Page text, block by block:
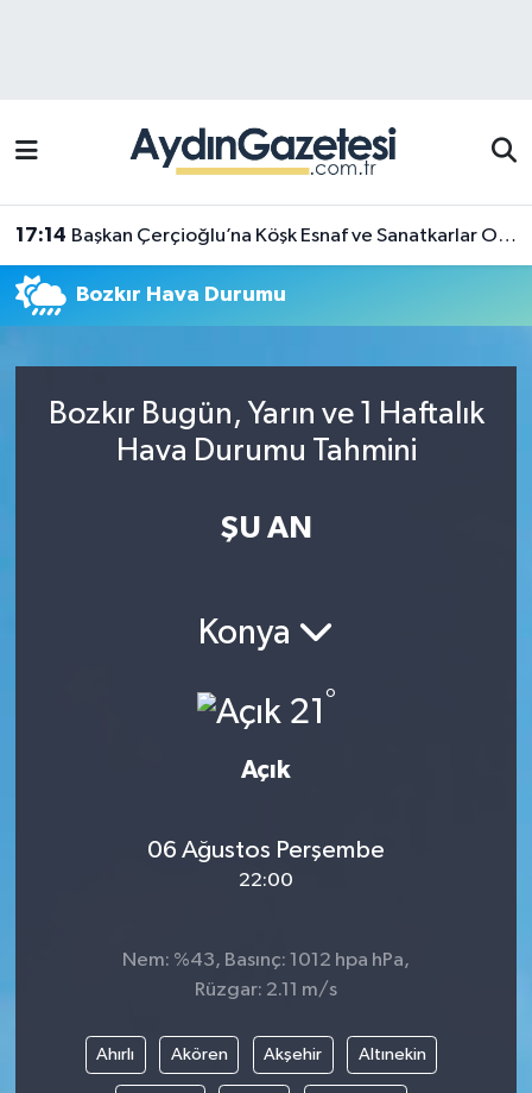
17:14 Başkan Çerçioğlu’na Köşk Esnaf ve Sanatkarlar Odası’ndan ziyaret
Bozkır Hava Durumu
Bozkır Bugün, Yarın ve 1 Haftalık
Hava Durumu Tahmini
ŞU AN
Konya
21 °
Açık
06 Ağustos Perşembe
22:00
Nem: %43, Basınç: 1012 hpa hPa,
Rüzgar: 2.11 m/s
Ahırlı Akören Akşehir Altınekin
Efeler Trafik Yoğunluk Haritası
Süper Lig Puan Durumu ve Fikstür
Tüm Manşetler
Son Dakika Haberleri